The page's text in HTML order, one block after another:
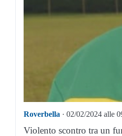
Roverbella · 02/02/2024 alle
Violento scontro tra un